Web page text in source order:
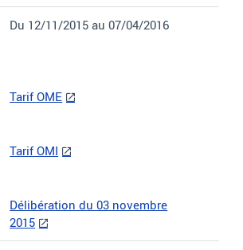
Du 12/11/2015 au 07/04/2016
Tarif OME
Tarif OMI
Délibération du 03 novembre
2015